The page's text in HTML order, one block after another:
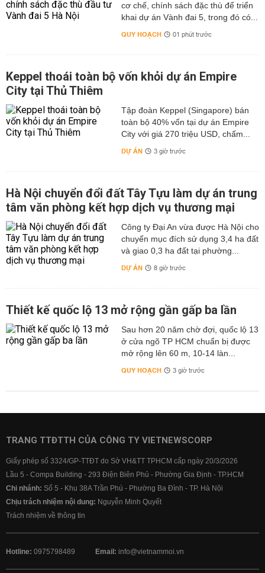
cơ chế, chính sách đặc thù để triển
khai dự án Vành đai 5, trong đó có...
QUY HOẠCH 01 phút trước
Keppel thoái toàn bộ vốn khỏi dự án Empire
City tại Thủ Thiêm
Tập đoàn Keppel (Singapore) bán
toàn bộ 40% vốn tại dự án Empire
City với giá 270 triệu USD, chấm...
DỰ ÁN 3 giờ trước
Hà Nội chuyển đổi đất Tây Tựu làm dự án trung
tâm văn phòng kết hợp dịch vụ thương mại
Công ty Đại An vừa được Hà Nội cho
chuyển mục đích sử dụng 3,4 ha đất
và giao 0,3 ha đất tại phường...
DỰ ÁN 8 giờ trước
Thiết kế quốc lộ 13 mở rộng gần gấp ba lần
Sau hơn 20 năm chờ đợi, quốc lộ 13
ở cửa ngõ TP HCM chuẩn bị được
mở rộng lên 60 m, 10-14 làn...
QUY HOẠCH 3 giờ trước
TRANG TTĐTTH CỦA CÔNG TY VIETNEWSCORP
Giấy phép số 3324/GP-TTĐT do Sở VH&TT TPHCM cấp ngày 20/3/2026
Lầu 5 - Compa Building - 293 Điện Biên Phủ - Phường Gia Định - TP.HCM
Chi nhánh: Số 5 - Khu 38A Trần Phú - Phường Ba Đình - TP. Hà Nội
Chịu trách nhiệm nội dung: Nguyễn Minh Quyết
Trách nhiệm về thông tin
Hotline: 0975798489 Email: info@vietnammoi.vn